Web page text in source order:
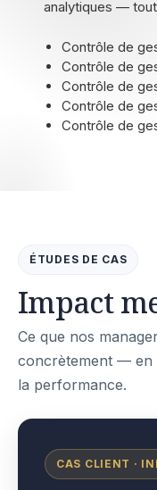
analytiques —
Contrôle de
Contrôle de
Contrôle de
Contrôle de
Contrôle de
ÉTUDES DE CAS
Impact
Ce que nos
concrètement — en
la performance.
CAS CLIENT ·